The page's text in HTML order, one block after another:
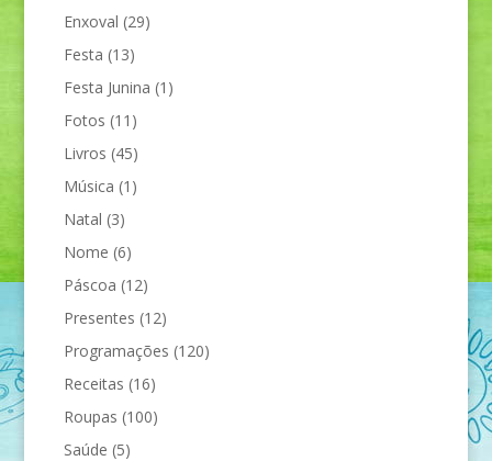
Enxoval (29)
Festa (13)
Festa Junina (1)
Fotos (11)
Livros (45)
Música (1)
Natal (3)
Nome (6)
Páscoa (12)
Presentes (12)
Programações (120)
Receitas (16)
Roupas (100)
Saúde (5)